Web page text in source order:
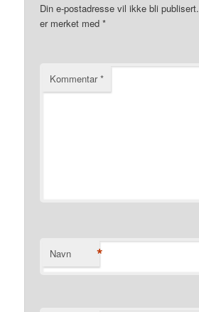
Din e-postadresse vil ikke bli publisert.
er merket med*
Kommentar*
Navn *